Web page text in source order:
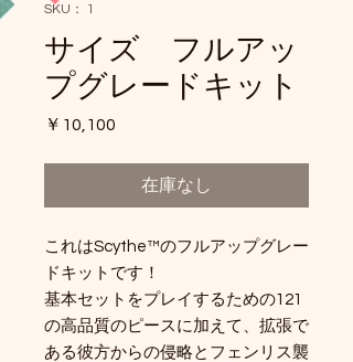
SKU： 1
サイズ フルアッ
プグレードキット
￥10,100
在庫なし
これはScythe™のフルアップグレー
ドキットです！
基本セットをプレイするための121
の高品質のピースに加えて、拡張で
ある彼方からの侵略とフェンリス襲